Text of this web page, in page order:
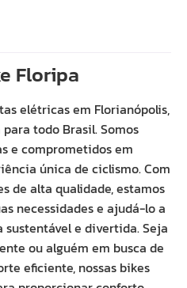
Floripa
elétricas em Florianópolis,
todo Brasil. Somos
e comprometidos em
única de ciclismo. Com
de alta qualidade, estamos
necessidades e ajudá-lo a
e divertida. Seja
ou alguém em busca de
eficiente, nossas bikes